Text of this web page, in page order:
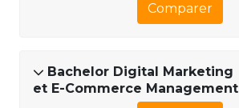
Comparer
Bachelor Digital Marketing
et E-Commerce Management